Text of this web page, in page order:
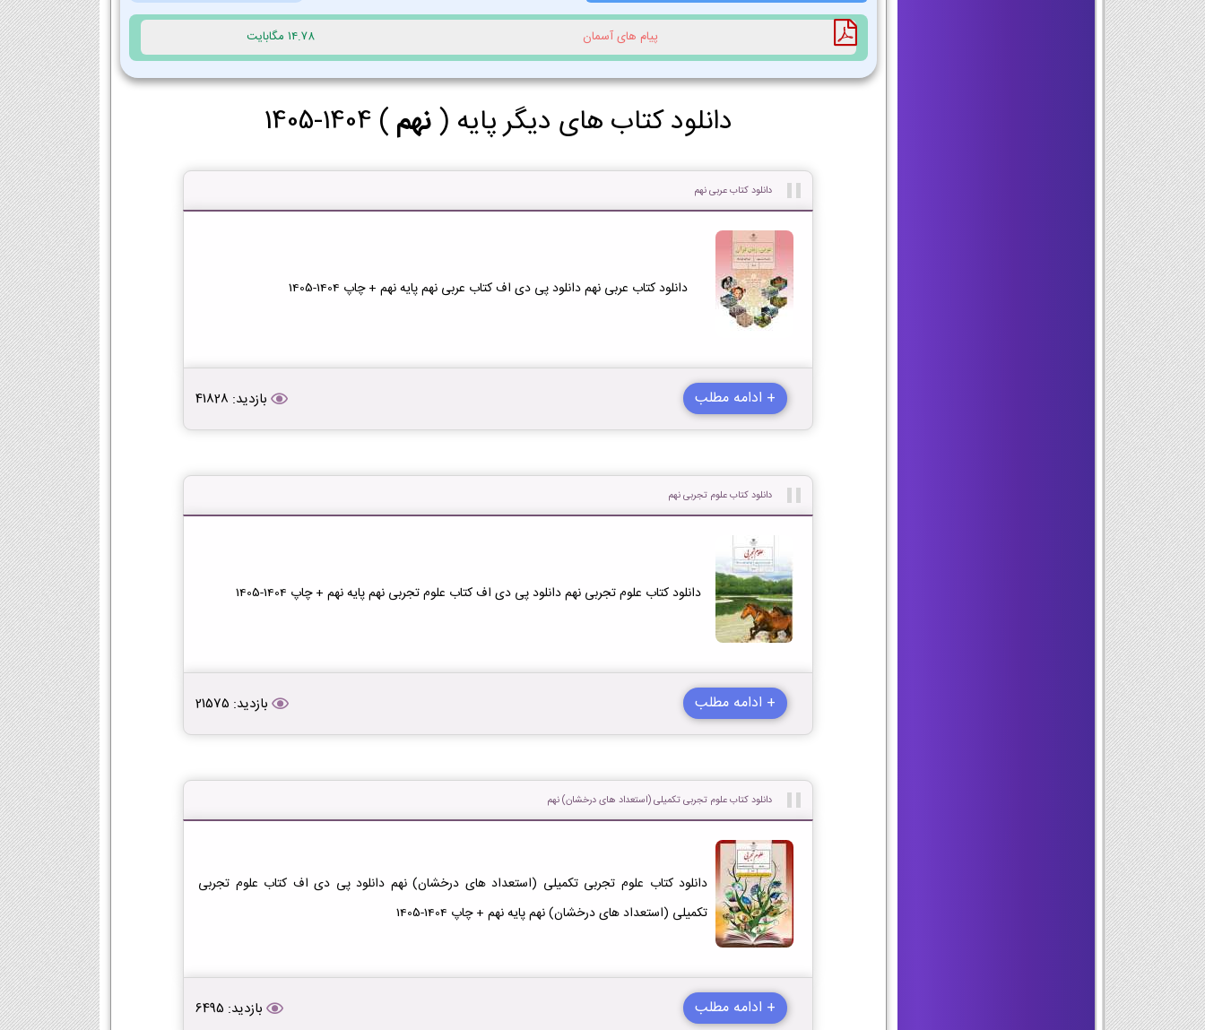
پیام های آسمان 14.78 مگابایت
دانلود کتاب های دیگر پایه (نهم ) 1404-1405
دانلود کتاب عربی نهم
دانلود کتاب عربی نهم دانلود پی دی اف کتاب عربی نهم پایه نهم + چاپ 1404-1405
+ ادامه مطلب بازدید: 41828
دانلود کتاب علوم تجربی نهم
دانلود کتاب علوم تجربی نهم دانلود پی دی اف کتاب علوم تجربی نهم پایه نهم + چاپ 1404-1405
+ ادامه مطلب بازدید: 21575
دانلود کتاب علوم تجربی تکمیلی (استعداد های درخشان) نهم
دانلود کتاب علوم تجربی تکمیلی (استعداد های درخشان) نهم دانلود پی دی اف کتاب علوم تجربی
تکمیلی (استعداد های درخشان) نهم پایه نهم + چاپ 1404-1405
+ ادامه مطلب بازدید: 6495